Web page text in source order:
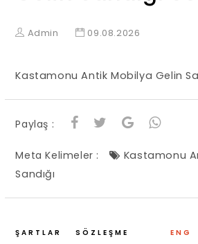
Admin 09.08.2026
Kastamonu Antik Mobilya Gelin
Paylaş :
Meta Kelimeler :
Kastamonu
Sandığı
ŞARTLAR SÖZLEŞME ENG